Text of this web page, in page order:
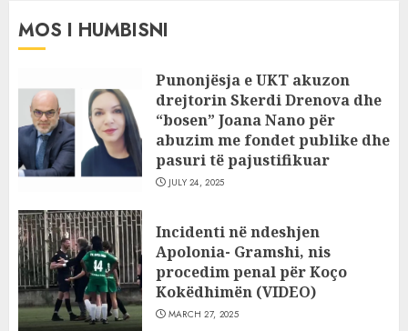
MOS I HUMBISNI
Punonjësja e UKT akuzon
drejtorin Skerdi Drenova dhe
“bosen” Joana Nano për
abuzim me fondet publike dhe
pasuri të pajustifikuar
JULY 24, 2025
Incidenti në ndeshjen
Apolonia- Gramshi, nis
procedim penal për Koço
Kokëdhimën (VIDEO)
MARCH 27, 2025